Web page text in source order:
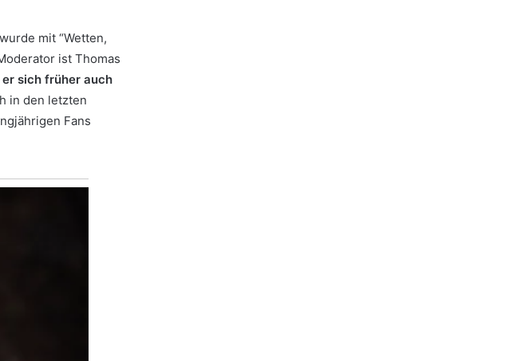
mit “Wetten,
ist Thomas
sich früher auch
in den letzten
Fans